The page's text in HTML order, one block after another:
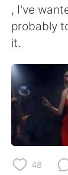
English
日本語
Русский
Indonesia
, I've
probably
it.
48